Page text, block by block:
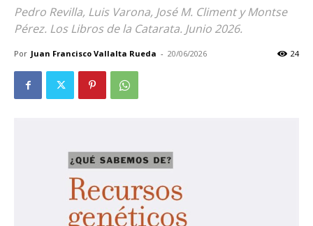
Pedro Revilla, Luis Varona, José M. Climent y Montse
Pérez. Los Libros de la Catarata. Junio 2026.
Por Juan Francisco Vallalta Rueda - 20/06/2026 24